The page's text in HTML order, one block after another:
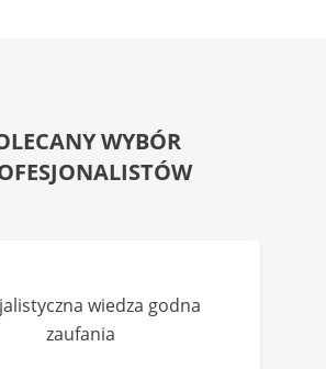
WYBÓR
wiedza godna
zaufania